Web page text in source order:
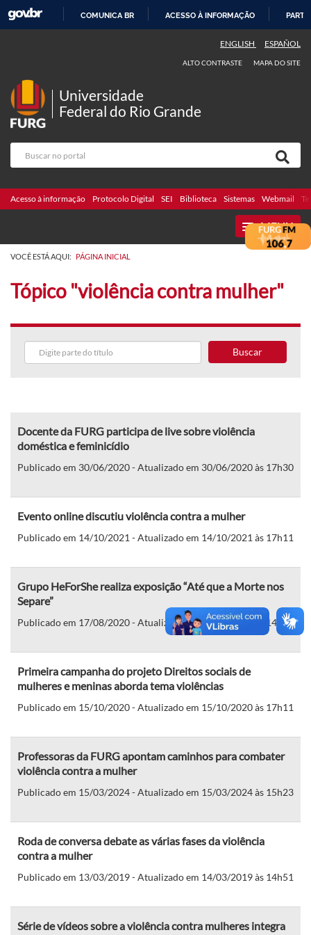
COMUNICA BR ACESSO À INFORMAÇÃO
ENGLISH ESPAÑOL
ALTO CONTRASTE MAPA DO SITE
Universidade
Federal do Rio Grande
Acesso à informação Protocolo Digital SEI Biblioteca Sistemas Webmail
MENU
VOCÊ ESTÁ AQUI: PÁGINA INICIAL
Tópico "violência contra mulher"
Buscar
Docente da FURG participa de live sobre violência
doméstica e feminicídio
Publicado em 30/06/2020 - Atualizado em 30/06/2020 às 17h30
Evento online discutiu violência contra a mulher
Publicado em 14/10/2021 - Atualizado em 14/10/2021 às 17h11
Grupo HeForShe realiza exposição “Até que a Morte nos
Separe”
Publicado em 17/08/2020 - Atualizado em 17/08/2020 às 14h10
Primeira campanha do projeto Direitos sociais de
mulheres e meninas aborda tema violências
Publicado em 15/10/2020 - Atualizado em 15/10/2020 às 17h11
Professoras da FURG apontam caminhos para combater
violência contra a mulher
Publicado em 15/03/2024 - Atualizado em 15/03/2024 às 15h23
Roda de conversa debate as várias fases da violência
contra a mulher
Publicado em 13/03/2019 - Atualizado em 14/03/2019 às 14h51
Série de vídeos sobre a violência contra mulheres integra